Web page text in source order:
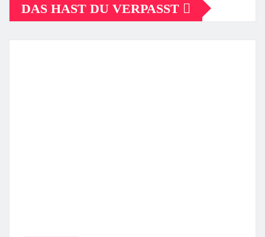
DAS HAST DU VERPASST